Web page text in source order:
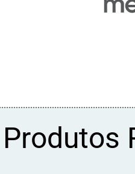
Produtos